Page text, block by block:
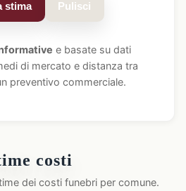
stima Pulisci
e basate su dati
di mercato e distanza tra
preventivo commerciale.
costi
dei costi funebri per comune.